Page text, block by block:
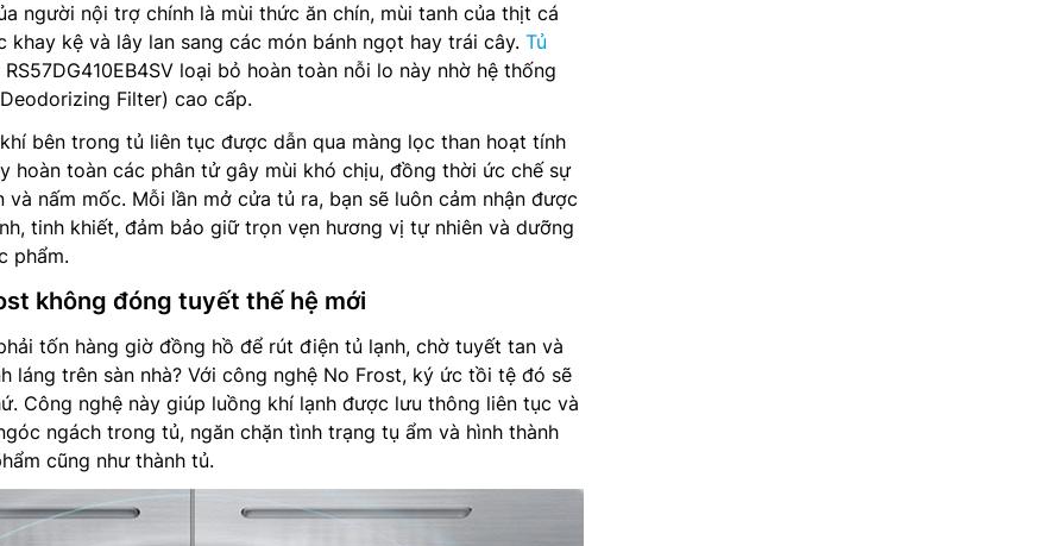
người nội trợ chính là mùi thức ăn chín, mùi tanh của thịt cá
khay kệ và lây lan sang các món bánh ngọt hay trái cây. Tủ
RS57DG410EB4SV loại bỏ hoàn toàn nỗi lo này nhờ hệ thống
Filter) cao cấp.
bên trong tủ liên tục được dẫn qua màng lọc than hoạt tính
hoàn toàn các phân tử gây mùi khó chịu, đồng thời ức chế sự
và nấm mốc. Mỗi lần mở cửa tủ ra, bạn sẽ luôn cảm nhận được
tinh khiết, đảm bảo giữ trọn vẹn hương vị tự nhiên và dưỡng
phẩm.
không đóng tuyết thế hệ mới
tốn hàng giờ đồng hồ để rút điện tủ lạnh, chờ tuyết tan và
láng trên sàn nhà? Với công nghệ No Frost, ký ức tồi tệ đó sẽ
Công nghệ này giúp luồng khí lạnh được lưu thông liên tục và
ngách trong tủ, ngăn chặn tình trạng tụ ẩm và hình thành
cũng như thành tủ.